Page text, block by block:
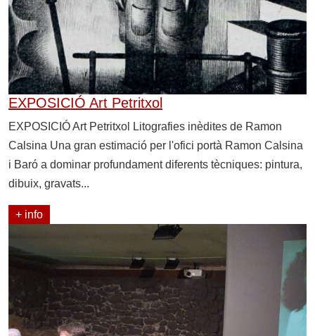
EXPOSICIÓ Art Petritxol
EXPOSICIÓ Art Petritxol Litografies inèdites de Ramon
Calsina Una gran estimació per l'ofici portà Ramon Calsina
i Baró a dominar profundament diferents tècniques: pintura,
dibuix, gravats...
+ info